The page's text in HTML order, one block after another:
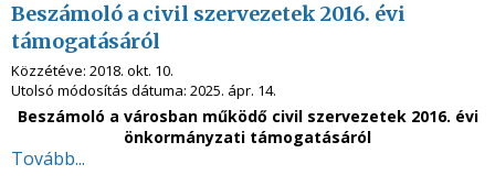
Beszámoló a civil szervezetek 2016. évi
támogatásáról
Közzétéve: 2018. okt. 10.
Utolsó módosítás dátuma: 2025. ápr. 14.
Beszámoló a városban működő civil szervezetek 2016. évi
önkormányzati támogatásáról
Tovább...